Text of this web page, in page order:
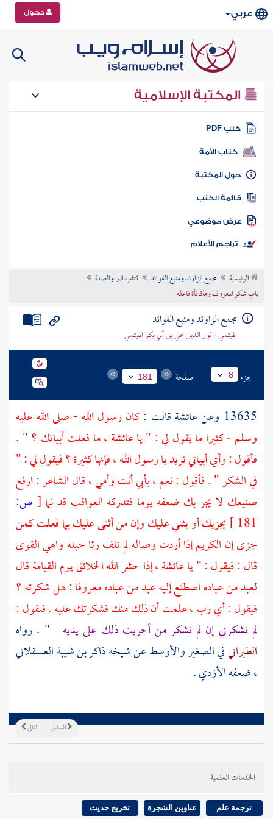
عربي دخول
المكتبة الإسلامية
كتب PDF
كتاب الأمة
المكتبة
الكتب
موضوعي
تراجم الأعلام
الرئيسية مجمع الزاوئد ومنبع الفوائد
كتاب البر والصلة
باب شكر المعروف ومكافأة فاعله
مجمع الزاوئد ومنبع الفوائد
الهيثمي - نور الدين علي بن أبي بكر الهيثمي
جزء 8 صفحة 181
13635 وعن عائشة قالت :كان رسول الله - صلى الله عليه
وسلم - كثيرا ما يقول لي : " ياعائشة ، ما فعلت أبياتك ؟ " .
فأقول : وأي أبياتي تريد يا رسول الله ، فإنها كثيرة ؟ فيقول لي : "
في الشكر " . فأقول : نعم ، بأبي أنت وأمي ، قال الشاعر : ارفع
صنيعك لا يجر بك ضعفه يوما فتدركه العواقب قد نما [ ص:
181 ] يجزيك أو يثني عليك وإن من أثنى عليك بما فعلت كمن
جزى إن الكريم إذا أردت وصاله لم تلف رثا حبله واهي القوى
قال : فيقول : " ياعائشة، إذا حشر الله الخلائق يوم القيامة قال
لعبد من عباده اصطنع إليه عبد من عباده معروفا : هل شكرته ؟
فيقول : أي رب ، علمت أن ذلك منك فشكرتك عليه . فيقول :
لم تشكرني إن لم تشكر من أجريت ذلك على يديه " . رواه
الطبرانيفي الصغير والأوسط عن شيخهذاكر بن شيبة العسقلاني
، ضعفهالأزدي.
التالي السابق
الخدمات العلمية
ترجمة علم عناوين الشجرة تخريج حديث